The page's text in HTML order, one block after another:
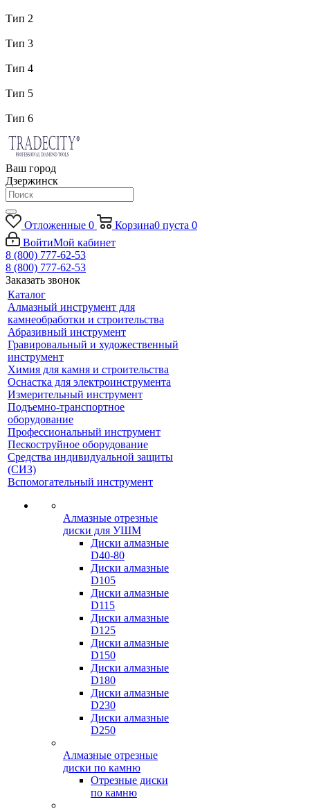
Тип 2
Тип 3
Тип 4
Тип 5
Тип 6
Ваш город
Дзержинск
Отложенные 0 Корзина0 пуста 0
ВойтиМой кабинет
8 (800) 777-62-53
8 (800) 777-62-53
Заказать звонок
Каталог
Алмазный инструмент для
камнеобработки и строительства
Абразивный инструмент
Гравировальный и художественный
инструмент
Химия для камня и строительства
Оснастка для электроинструмента
Измерительный инструмент
Подъемно-транспортное
оборудование
Профессиональный инструмент
Пескоструйное оборудование
Средства индивидуальной защиты
(СИЗ)
Вспомогательный инструмент
Алмазные отрезные
диски для УШМ
Диски алмазные
D40-80
Диски алмазные
D105
Диски алмазные
D115
Диски алмазные
D125
Диски алмазные
D150
Диски алмазные
D180
Диски алмазные
D230
Диски алмазные
D250
Алмазные отрезные
диски по камню
Отрезные диски
по камню